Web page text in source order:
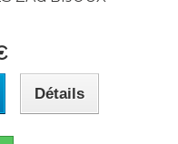
Détails